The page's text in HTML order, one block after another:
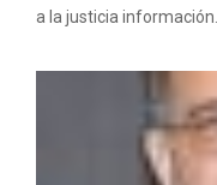
a la justicia información...